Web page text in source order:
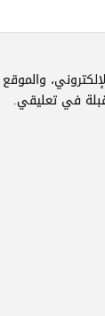
في تعليقي.